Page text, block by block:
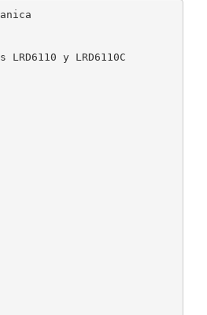
y LRD6110C